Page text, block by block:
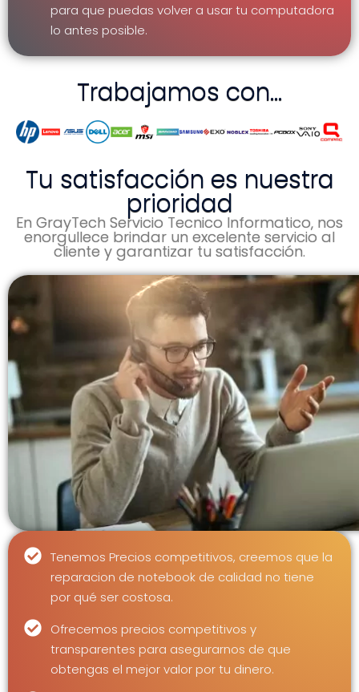
para que puedas volver a usar tu computadora
lo antes posible.
Trabajamos con...
Tu satisfacción es nuestra
prioridad
En GrayTech Servicio Tecnico Informatico, nos
enorgullece brindar un excelente servicio al
cliente y garantizar tu satisfacción.
Tenemos Precios competitivos, creemos que la
reparacion de notebook de calidad no tiene
por qué ser costosa.
Ofrecemos precios competitivos y
transparentes para asegurarnos de que
obtengas el mejor valor por tu dinero.